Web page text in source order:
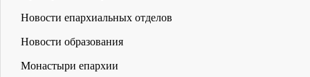
Новости епархиальных отделов
Новости образования
Монастыри епархии